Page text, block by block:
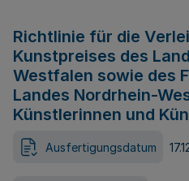
Richtlinie für die
Kunstpreises des
Westfalen sowie des
Landes Nordrhein-
Künstlerinnen und
Ausfertigungsdatum